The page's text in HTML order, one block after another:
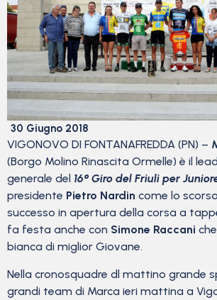
30 Giugno 2018
VIGONOVO DI FONTANAFREDDA (PN) –
(Borgo Molino Rinascita Ormelle) è il
generale del 16° Giro del Friuli per
presidente Pietro Nardin come lo
successo in apertura della corsa a
fa festa anche con Simone Raccani
bianca di miglior Giovane.
Nella cronosquadre dl mattino grande
grandi team di Marca ieri mattina a